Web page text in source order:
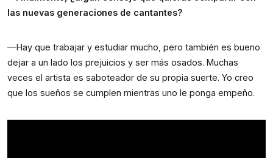
las nuevas generaciones de cantantes?
—Hay que trabajar y estudiar mucho, pero también es bueno
dejar a un lado los prejuicios y ser más osados. Muchas
veces el artista es saboteador de su propia suerte. Yo creo
que los sueños se cumplen mientras uno le ponga empeño.